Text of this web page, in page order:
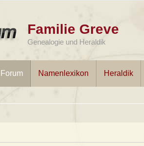
Familie Greve
Genealogie und Heraldik
Forum Namenlexikon Heraldik